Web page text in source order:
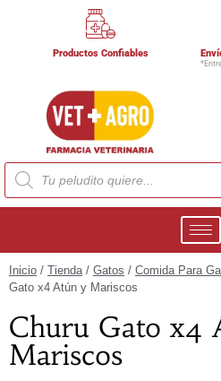
Productos Confiables
Inicio / Tienda/ Gatos / Comida Para
Gato x4 Atún y Mariscos
Churu Gato x4
Mariscos